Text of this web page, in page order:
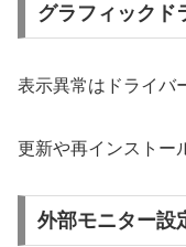
グラフィックド
表示異常はドライバ
更新や再インストー
外部モニター設